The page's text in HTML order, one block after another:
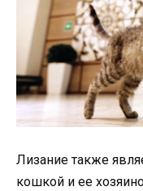
Лизание также
кошкой и ее